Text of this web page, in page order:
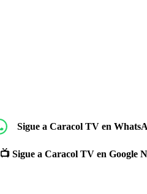
Sigue a Caracol TV en
📺 Sigue a Caracol TV en Google